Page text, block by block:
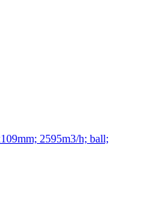
2595m3/h; ball;